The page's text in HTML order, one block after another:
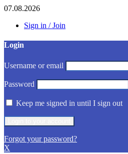
07.08.2026
Sign in / Join
Login
Username or email
Password
Keep me signed in until I sign out
Forgot your password?
X